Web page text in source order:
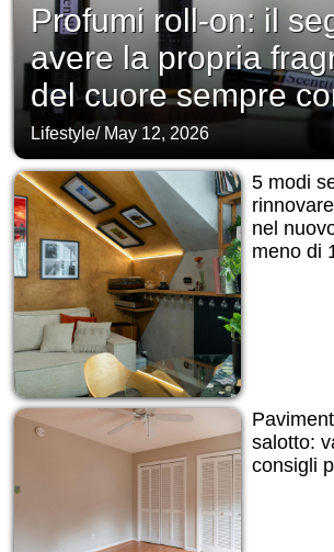
Profumi roll-on: il
avere la propria
del cuore sempre
Lifestyle/ May 12, 2026
5 modi
nel
meno di
salotto:
consigli